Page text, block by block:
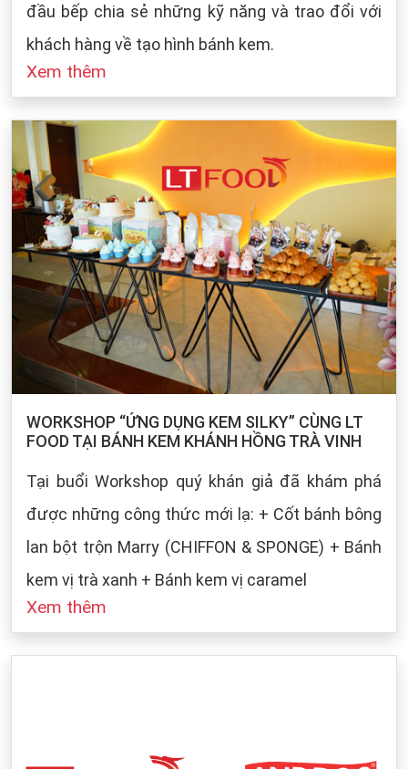
đầu bếp chia sẻ những kỹ năng và trao đổi với
khách hàng về tạo hình bánh kem.
Xem thêm
WORKSHOP “ỨNG DỤNG KEM SILKY” CÙNG LT
FOOD TẠI BÁNH KEM KHÁNH HỒNG TRÀ VINH
Tại buổi Workshop quý khán giả đã khám phá
được những công thức mới lạ: + Cốt bánh bông
lan bột trộn Marry (CHIFFON & SPONGE) + Bánh
kem vị trà xanh + Bánh kem vị caramel
Xem thêm